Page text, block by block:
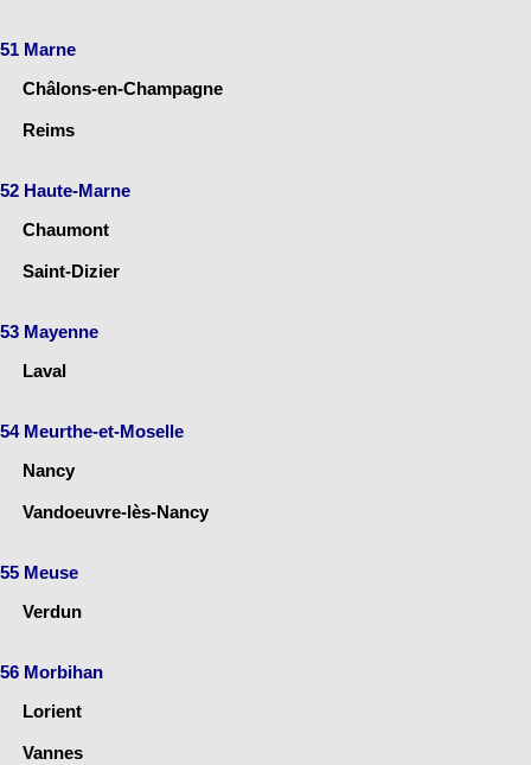
51 Marne
Châlons-en-Champagne
Reims
52 Haute-Marne
Chaumont
Saint-Dizier
53 Mayenne
Laval
54 Meurthe-et-Moselle
Nancy
Vandoeuvre-lès-Nancy
55 Meuse
Verdun
56 Morbihan
Lorient
Vannes